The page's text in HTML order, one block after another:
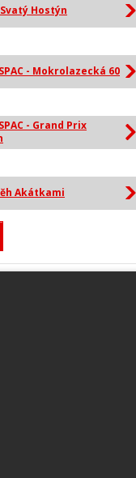
Hostýn
SPAC - Mokrolazecká 60
- Grand Prix
Akátkami
od společnosti
je používána na
. Publikování a šíření